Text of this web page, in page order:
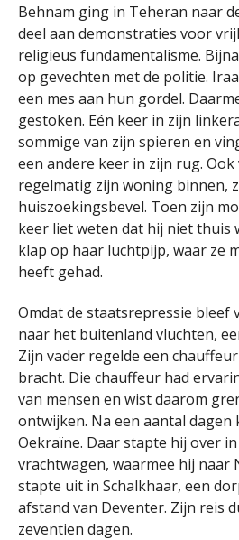
Behnam ging in Teheran naar
deel aan demonstraties voor
religieus fundamentalisme.
op gevechten met de politie.
een mes aan hun gordel.
gestoken. Eén keer in zijn
sommige van zijn spieren en
een andere keer in zijn rug.
regelmatig zijn woning binnen,
huiszoekingsbevel. Toen zijn
keer liet weten dat hij niet thuis
klap op haar luchtpijp, waar ze
heeft gehad.
Omdat de staatsrepressie bleef
naar het buitenland vluchten,
Zijn vader regelde een
bracht. Die chauffeur had
van mensen en wist daarom
ontwijken. Na een aantal dagen
Oekraïne. Daar stapte hij over
vrachtwagen, waarmee hij naar
stapte uit in Schalkhaar, een
afstand van Deventer. Zijn reis
zeventien dagen.